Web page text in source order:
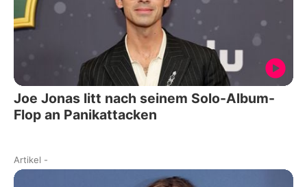
Joe Jonas litt nach seinem Solo-Album-
Flop an Panikattacken
Artikel -